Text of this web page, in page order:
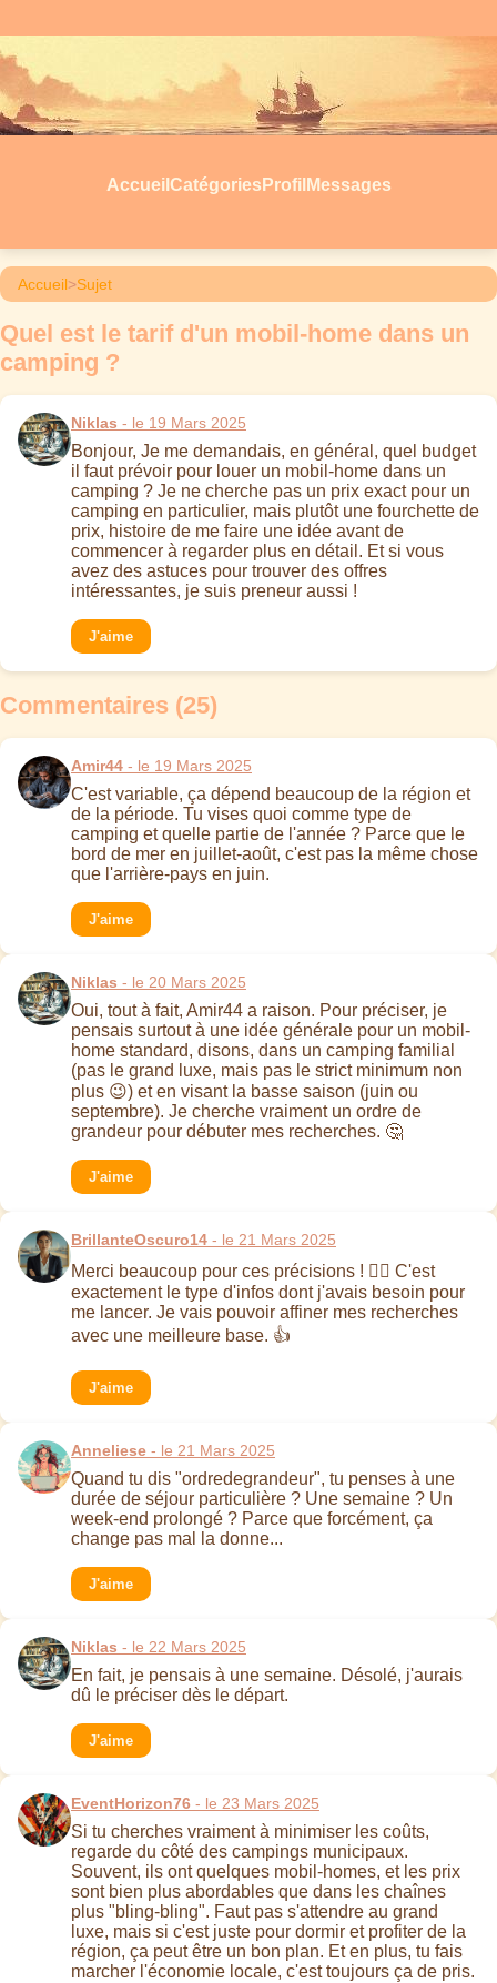
Accueil Catégories Profil Messages
Accueil>Sujet
Quel est le tarif d'un mobil-home dans un
camping ?
Niklas - le 19 Mars 2025
Bonjour, Je me demandais, en général, quel budget
il faut prévoir pour louer un mobil-home dans un
camping ? Je ne cherche pas un prix exact pour un
camping en particulier, mais plutôt une fourchette de
prix, histoire de me faire une idée avant de
commencer à regarder plus en détail. Et si vous
avez des astuces pour trouver des offres
intéressantes, je suis preneur aussi !
J'aime
Commentaires (25)
Amir44 - le 19 Mars 2025
C'est variable, ça dépend beaucoup de la région et
de la période. Tu vises quoi comme type de
camping et quelle partie de l'année ? Parce que le
bord de mer en juillet-août, c'est pas la même chose
que l'arrière-pays en juin.
J'aime
Niklas - le 20 Mars 2025
Oui, tout à fait, Amir44 a raison. Pour préciser, je
pensais surtout à une idée générale pour un mobil-
home standard, disons, dans un camping familial
(pas le grand luxe, mais pas le strict minimum non
plus 😉) et en visant la basse saison (juin ou
septembre). Je cherche vraiment un ordre de
grandeur pour débuter mes recherches. 🤔
J'aime
BrillanteOscuro14 - le 21 Mars 2025
Merci beaucoup pour ces précisions ! 👍🏻 C'est
exactement le type d'infos dont j'avais besoin pour
me lancer. Je vais pouvoir affiner mes recherches
avec une meilleure base. 👍
J'aime
Anneliese - le 21 Mars 2025
Quand tu dis "ordredegrandeur", tu penses à une
durée de séjour particulière ? Une semaine ? Un
week-end prolongé ? Parce que forcément, ça
change pas mal la donne...
J'aime
Niklas - le 22 Mars 2025
En fait, je pensais à une semaine. Désolé, j'aurais
dû le préciser dès le départ.
J'aime
EventHorizon76 - le 23 Mars 2025
Si tu cherches vraiment à minimiser les coûts,
regarde du côté des campings municipaux.
Souvent, ils ont quelques mobil-homes, et les prix
sont bien plus abordables que dans les chaînes
plus "bling-bling". Faut pas s'attendre au grand
luxe, mais si c'est juste pour dormir et profiter de la
région, ça peut être un bon plan. Et en plus, tu fais
marcher l'économie locale, c'est toujours ça de pris.